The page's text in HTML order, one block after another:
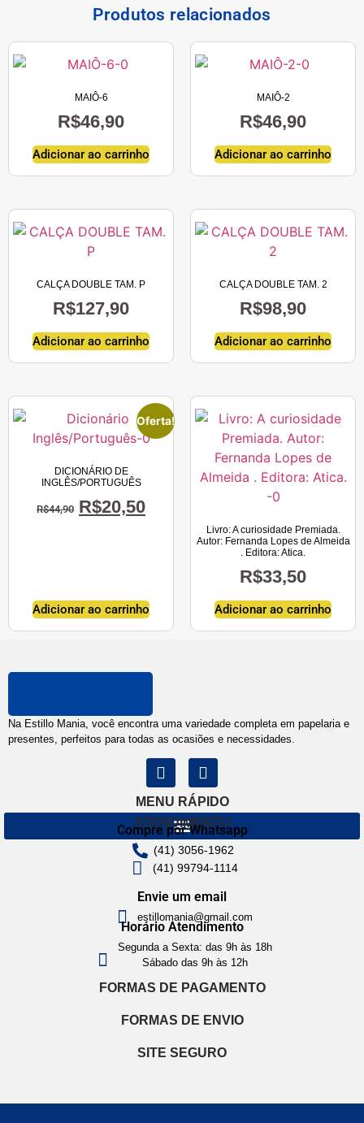
Produtos relacionados
MAIÔ-6
R$46,90
Adicionar ao carrinho
MAIÔ-2
R$46,90
Adicionar ao carrinho
CALÇA DOUBLE TAM. P
R$127,90
Adicionar ao carrinho
CALÇA DOUBLE TAM. 2
R$98,90
Adicionar ao carrinho
Oferta!
DICIONÁRIO DE
INGLÊS/PORTUGUÊS
R$44,90 R$20,50
Adicionar ao carrinho
Livro: A curiosidade Premiada.
Autor: Fernanda Lopes de Almeida
. Editora: Atica.
R$33,50
Adicionar ao carrinho
Na Estillo Mania, você encontra uma variedade completa em papelaria e
presentes, perfeitos para todas as ocasiões e necessidades.
MENU RÁPIDO
ATENDIMENTO
Compre por Whatsapp
(41) 3056-1962
(41) 99794-1114
Envie um email
estillomania@gmail.com
Horário Atendimento
Segunda a Sexta: das 9h às 18h
Sábado das 9h às 12h
FORMAS DE PAGAMENTO
FORMAS DE ENVIO
SITE SEGURO